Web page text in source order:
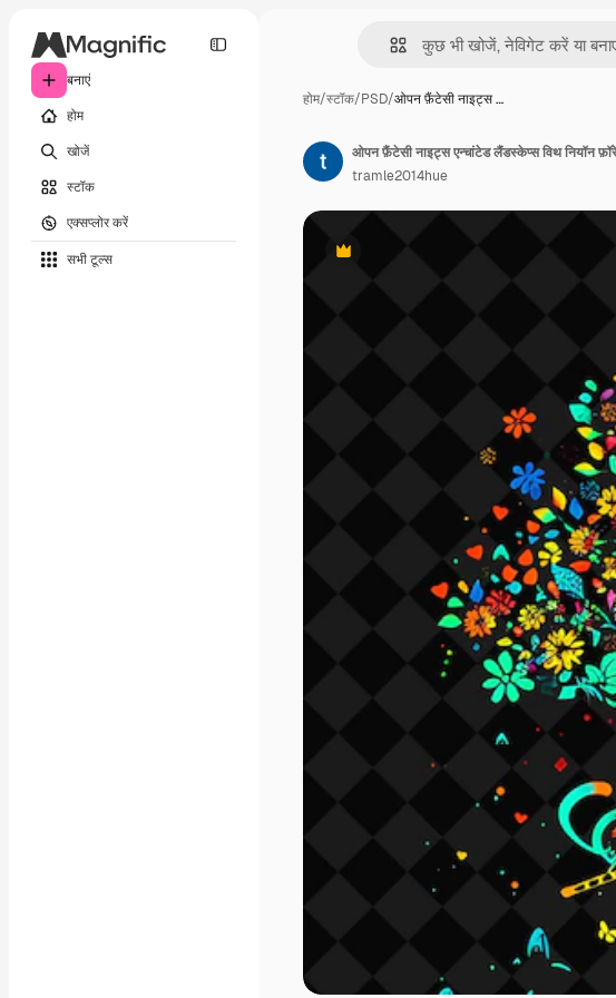
बनाएं
होम
खोजें
स्टॉक
एक्सप्लोर करें
सभी टूल्‍स
होम/स्टॉक/PSD/ओपन फ़ैंटेसी नाइट्स …
Premium
ओपन फ़ैंटेसी नाइट्स एन्चांटेड लैंडस्केप्स विथ नियॉन
tramle2014hue